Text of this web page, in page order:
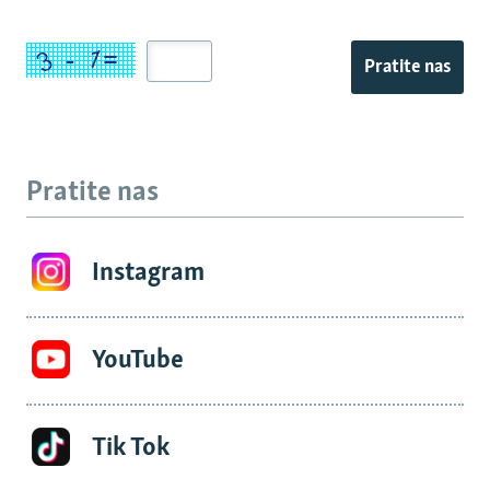
Pratite nas
Pratite nas
Instagram
YouTube
Tik Tok